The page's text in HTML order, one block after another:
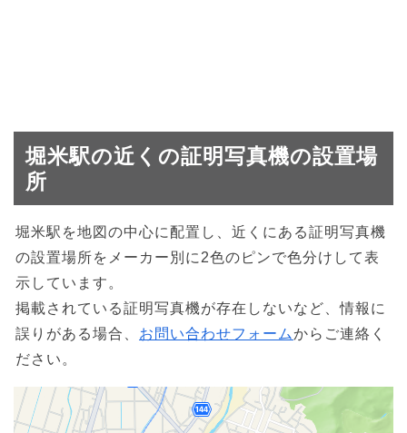
堀米駅の近くの証明写真機の設置場
所
堀米駅を地図の中心に配置し、近くにある証明写真機
の設置場所をメーカー別に2色のピンで色分けして表
示しています。
掲載されている証明写真機が存在しないなど、情報に
誤りがある場合、 お問い合わせフォームからご連絡く
ださい。